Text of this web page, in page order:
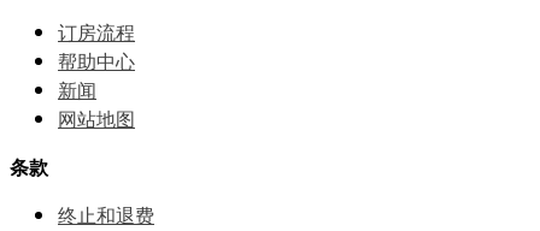
订房流程
帮助中⼼
新闻
网站地图
条款
终止和退费